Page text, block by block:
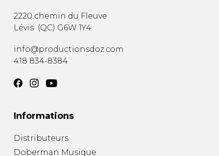
2220 chemin du Fleuve
Lévis (QC) G6W 1Y4
info@productionsdoz.com
418 834-8384
Informations
Distributeurs
Doberman Musique